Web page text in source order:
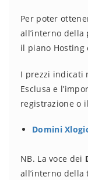
Per poter
all’interno della
il piano Hosting
I prezzi indicati
Esclusa e
registrazione o
Domini
NB. La voce dei
all’interno della